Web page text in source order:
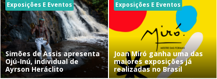
Exposições E Eventos
Simões de Assis apresenta
Ojú-Inú, individual de
Ayrson Heráclito
Exposições E Eventos
Joan Miró ganha uma das
maiores exposições já
realizadas no Brasil